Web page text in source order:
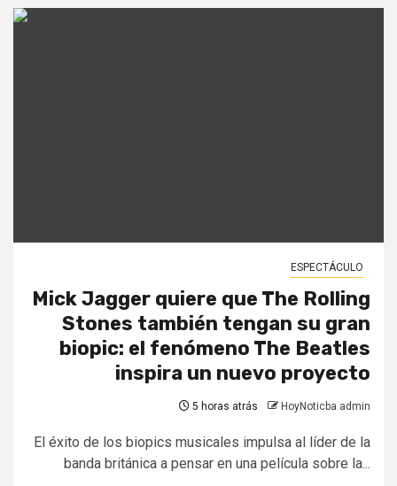
Blog
ESPECTÁCULO
Mick Jagger quiere que The Rolling
Stones también tengan su gran
biopic: el fenómeno The Beatles
inspira un nuevo proyecto
5 horas atrás HoyNoticba admin
El éxito de los biopics musicales impulsa al líder de la
banda británica a pensar en una película sobre la...